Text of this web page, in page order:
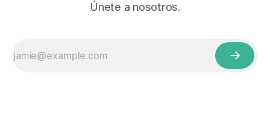
Únete a nosotros.